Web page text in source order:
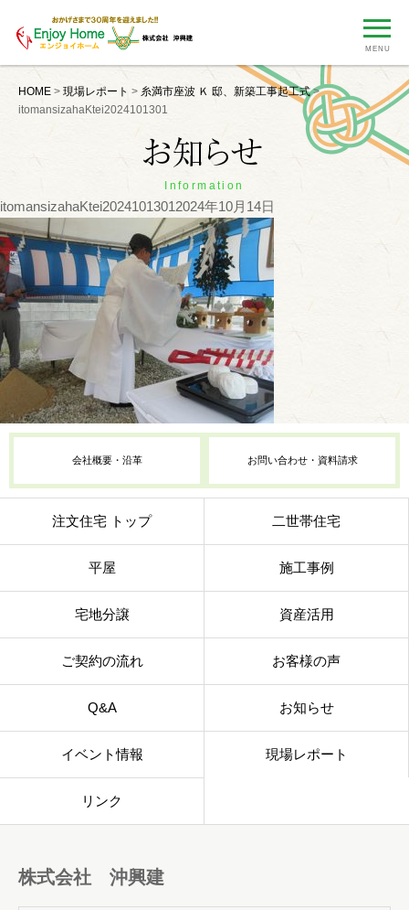
MENU
HOME > 現場レポート > 糸満市座波 Ｋ 邸、新築工事起工式>
itomansizahaKtei2024101301
Information
itomansizahaKtei20241013012024年10月14日
会社概要・沿革 お問い合わせ・資料請求
注文住宅 トップ 二世帯住宅
平屋 施工事例
宅地分譲 資産活用
ご契約の流れ お客様の声
Q&A お知らせ
イベント情報 現場レポート
リンク
株式会社 沖興建